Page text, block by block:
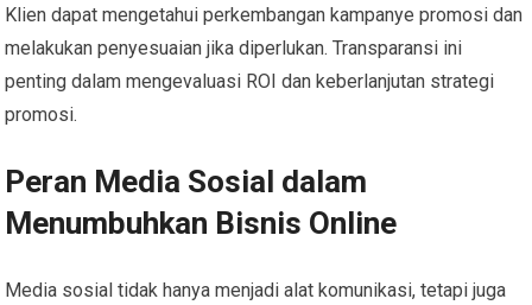
Klien dapat mengetahui perkembangan kampanye promosi dan
melakukan penyesuaian jika diperlukan. Transparansi ini
penting dalam mengevaluasi ROI dan keberlanjutan strategi
promosi.
Peran Media Sosial dalam
Menumbuhkan Bisnis Online
Media sosial tidak hanya menjadi alat komunikasi, tetapi juga